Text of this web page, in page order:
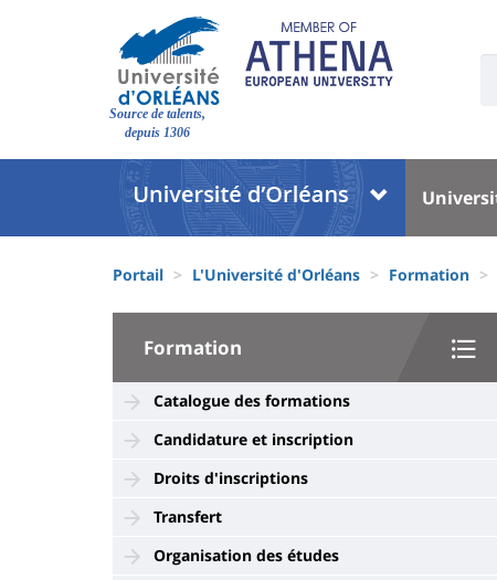
Site
Source de talents,
depuis 1306
Université
Block
liste
des
composantes
Menu
d'Ariane
Portail L'Université d'Orléans Formation
University
Sidebar
Formation
Catalogue des formations
Candidature et inscription
Droits d'inscriptions
Transfert
Organisation des études